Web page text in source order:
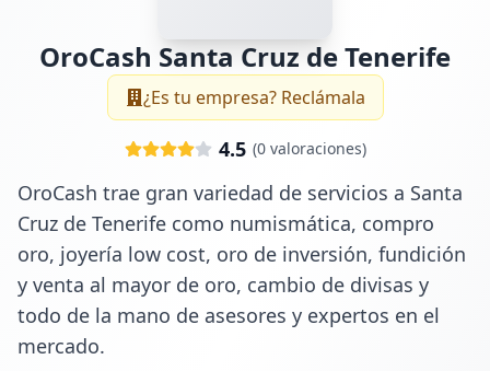
OroCash Santa Cruz de Tenerife
¿Es tu empresa? Reclámala
4.5 (0valoraciones)
OroCash trae gran variedad de servicios a Santa
Cruz de Tenerife como numismática, compro
oro, joyería low cost, oro de inversión, fundición
y venta al mayor de oro, cambio de divisas y
todo de la mano de asesores y expertos en el
mercado.